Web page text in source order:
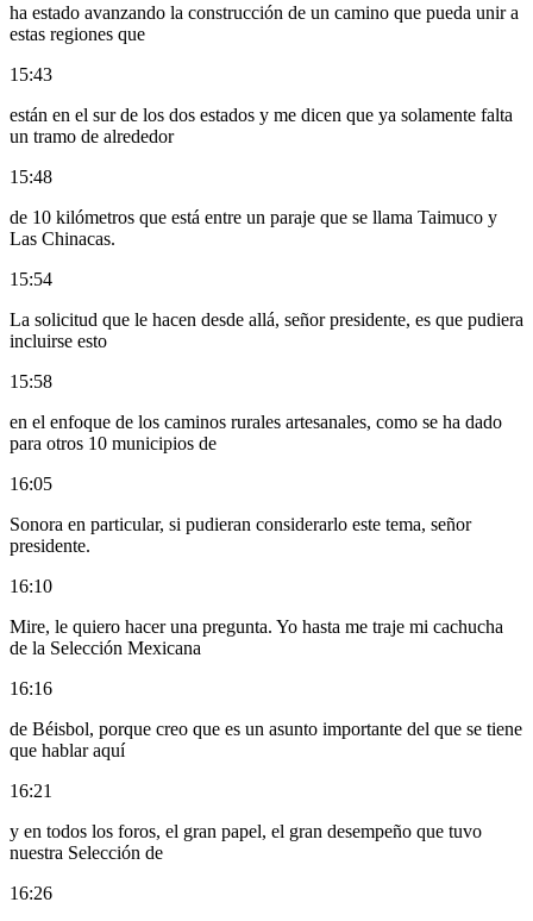
ha estado avanzando la construcción de un camino que pueda unir a
estas regiones que
15:43
están en el sur de los dos estados y me dicen que ya solamente falta
un tramo de alrededor
15:48
de 10 kilómetros que está entre un paraje que se llama Taimuco y
Las Chinacas.
15:54
La solicitud que le hacen desde allá, señor presidente, es que pudiera
incluirse esto
15:58
en el enfoque de los caminos rurales artesanales, como se ha dado
para otros 10 municipios de
16:05
Sonora en particular, si pudieran considerarlo este tema, señor
presidente.
16:10
Mire, le quiero hacer una pregunta. Yo hasta me traje mi cachucha
de la Selección Mexicana
16:16
de Béisbol, porque creo que es un asunto importante del que se tiene
que hablar aquí
16:21
y en todos los foros, el gran papel, el gran desempeño que tuvo
nuestra Selección de
16:26